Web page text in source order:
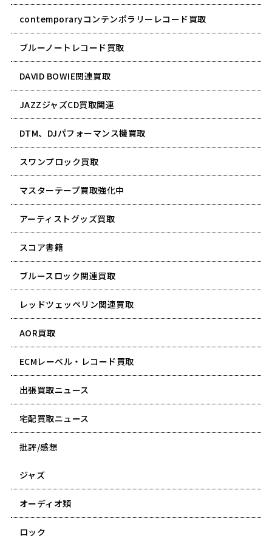
contemporaryコンテンポラリーレコード買取
ブルーノートレコード買取
DAVID BOWIE関連買取
JAZZジャズCD買取関連
DTM、DJパフォーマンス機買取
スワンプロック買取
マスターテープ買取強化中
アーティストグッズ買取
スコア書籍
ブルースロック関連買取
レッドツェッペリン関連買取
AOR買取
ECMレーベル・レコード買取
出張買取ニュース
宅配買取ニュース
批評/感想
ジャズ
オーディオ類
ロック